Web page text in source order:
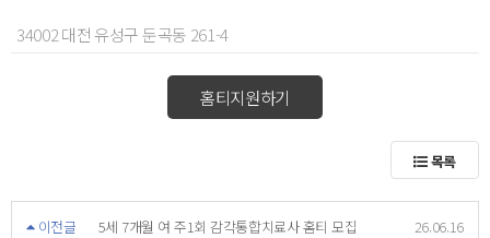
34002 대전 유성구 둔곡동 261-4
홈티지원하기
목록
이전글 5세 7개월 여 주1회 감각통합치료사 홈티 모집 26.06.16